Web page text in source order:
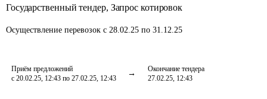
Государственный тендер, Запрос котировок
Осуществление перевозок с 28.02.25 по 31.12.25
Приём предложений
с 20.02.25, 12:43 по 27.02.25, 12:43
Окончание тендера
27.02.25, 12:43